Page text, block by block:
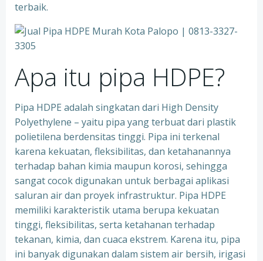
terbaik.
Apa itu pipa HDPE?
Pipa HDPE adalah singkatan dari High Density
Polyethylene – yaitu pipa yang terbuat dari plastik
polietilena berdensitas tinggi. Pipa ini terkenal
karena kekuatan, fleksibilitas, dan ketahanannya
terhadap bahan kimia maupun korosi, sehingga
sangat cocok digunakan untuk berbagai aplikasi
saluran air dan proyek infrastruktur. Pipa HDPE
memiliki karakteristik utama berupa kekuatan
tinggi, fleksibilitas, serta ketahanan terhadap
tekanan, kimia, dan cuaca ekstrem. Karena itu, pipa
ini banyak digunakan dalam sistem air bersih, irigasi